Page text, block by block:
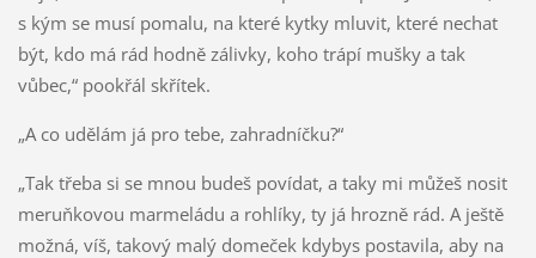
s kým se musí pomalu, na které kytky mluvit, které nechat
být, kdo má rád hodně zálivky, koho trápí mušky a tak
vůbec,“ pookřál skřítek.
„A co udělám já pro tebe, zahradníčku?“
„Tak třeba si se mnou budeš povídat, a taky mi můžeš nosit
meruňkovou marmeládu a rohlíky, ty já hrozně rád. A ještě
možná, víš, takový malý domeček kdybys postavila, aby na